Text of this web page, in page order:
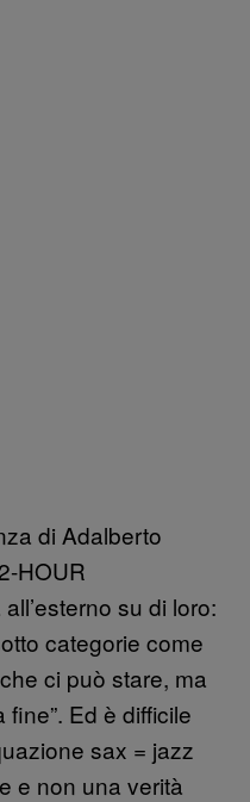
di Adalberto
HOUR
su di loro:
categorie come
che ci può stare, ma
fine”. Ed è difficile
sax = jazz
e non una verità